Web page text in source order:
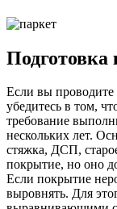
Подготовка
Если вы проводите
убедитесь в том,
требование
нескольких лет.
стяжка, ДСП,
покрытие, но оно
Если покрытие
выровнять. Для